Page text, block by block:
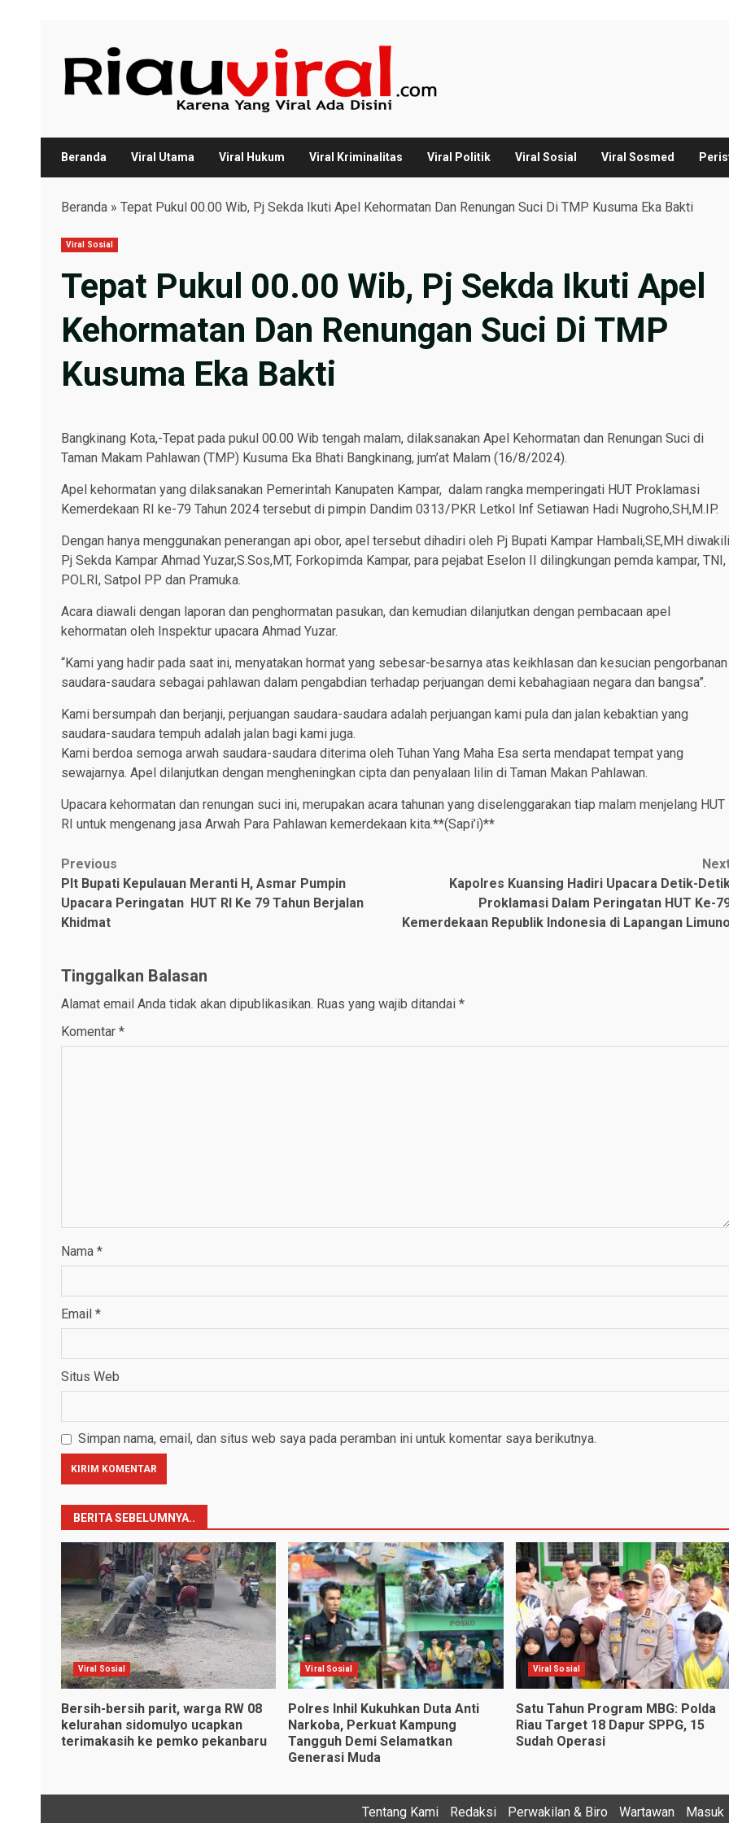
content
Beranda Viral Utama Viral Hukum Viral Kriminalitas Viral Politik Viral Sosial Viral Sosmed
Beranda » Tepat Pukul 00.00 Wib, Pj Sekda Ikuti Apel Kehormatan Dan Renungan Suci Di TMP Kusuma Eka Bakti
Viral Sosial
Tepat Pukul 00.00 Wib, Pj Sekda Ikuti Apel
Kehormatan Dan Renungan Suci Di TMP
Kusuma Eka Bakti
Bangkinang Kota,-Tepat pada pukul 00.00 Wib tengah malam, dilaksanakan Apel Kehormatan dan Renungan Suci di
Taman Makam Pahlawan (TMP) Kusuma Eka Bhati Bangkinang, jum’at Malam (16/8/2024).
Apel kehormatan yang dilaksanakan Pemerintah Kanupaten Kampar, dalam rangka memperingati HUT Proklamasi
Kemerdekaan RI ke-79 Tahun 2024 tersebut di pimpin Dandim 0313/PKR Letkol Inf Setiawan Hadi Nugroho,SH,M.IP.
Dengan hanya menggunakan penerangan api obor, apel tersebut dihadiri oleh Pj Bupati Kampar Hambali,SE,MH diwakili
Pj Sekda Kampar Ahmad Yuzar,S.Sos,MT, Forkopimda Kampar, para pejabat Eselon II dilingkungan pemda kampar, TNI,
POLRI, Satpol PP dan Pramuka.
Acara diawali dengan laporan dan penghormatan pasukan, dan kemudian dilanjutkan dengan pembacaan apel
kehormatan oleh Inspektur upacara Ahmad Yuzar.
“Kami yang hadir pada saat ini, menyatakan hormat yang sebesar-besarnya atas keikhlasan dan kesucian pengorbanan
saudara-saudara sebagai pahlawan dalam pengabdian terhadap perjuangan demi kebahagiaan negara dan bangsa”.
Kami bersumpah dan berjanji, perjuangan saudara-saudara adalah perjuangan kami pula dan jalan kebaktian yang
saudara-saudara tempuh adalah jalan bagi kami juga.
Kami berdoa semoga arwah saudara-saudara diterima oleh Tuhan Yang Maha Esa serta mendapat tempat yang
sewajarnya. Apel dilanjutkan dengan mengheningkan cipta dan penyalaan lilin di Taman Makan Pahlawan.
Upacara kehormatan dan renungan suci ini, merupakan acara tahunan yang diselenggarakan tiap malam menjelang HUT
RI untuk mengenang jasa Arwah Para Pahlawan kemerdekaan kita.**(Sapi’i)**
Post
navigation
Previous
Plt Bupati Kepulauan Meranti H, Asmar Pumpin
Upacara Peringatan HUT RI Ke 79 Tahun Berjalan
Khidmat
Kapolres Kuansing Hadiri Upacara Detik-
Proklamasi Dalam Peringatan HUT Ke-
Kemerdekaan Republik Indonesia di Lapangan
Tinggalkan Balasan
Alamat email Anda tidak akan dipublikasikan. Ruas yang wajib ditandai *
Komentar *
Nama *
Email *
Situs Web
Simpan nama, email, dan situs web saya pada peramban ini untuk komentar saya berikutnya.
BERITA SEBELUMNYA..
Viral Sosial
Bersih-bersih parit, warga RW 08
kelurahan sidomulyo ucapkan
terimakasih ke pemko pekanbaru
Viral Sosial
Polres Inhil Kukuhkan Duta Anti
Narkoba, Perkuat Kampung
Tangguh Demi Selamatkan
Generasi Muda
Viral Sosial
Satu Tahun Program MBG: Polda
Riau Target 18 Dapur SPPG, 15
Sudah Operasi
Tentang Kami Redaksi Perwakilan & Biro Wartawan Masuk